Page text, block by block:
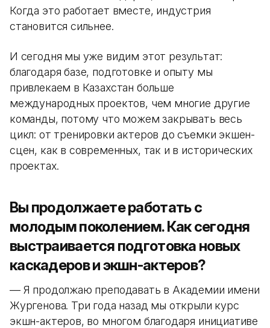
Когда это работает вместе, индустрия
становится сильнее.
И сегодня мы уже видим этот результат:
благодаря базе, подготовке и опыту мы
привлекаем в Казахстан больше
международных проектов, чем многие другие
команды, потому что можем закрывать весь
цикл: от тренировки актеров до съемки экшен-
сцен, как в современных, так и в исторических
проектах.
Вы продолжаете работать с
молодым поколением. Как сегодня
выстраивается подготовка новых
каскадеров и экшн-актеров?
— Я продолжаю преподавать в Академии имени
Жургенова. Три года назад мы открыли курс
экшн-актеров, во многом благодаря инициативе